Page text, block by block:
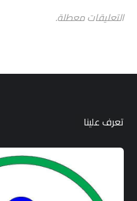
التعليقات معطلة.
تعرف علينا